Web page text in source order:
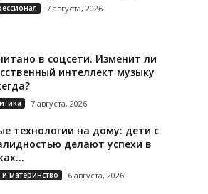
7 августа, 2026
в соцсети. Изменит ли
интеллект музыку
7 августа, 2026
технологии на дому: дети с
делают успехи в
материнство 6 августа, 2026